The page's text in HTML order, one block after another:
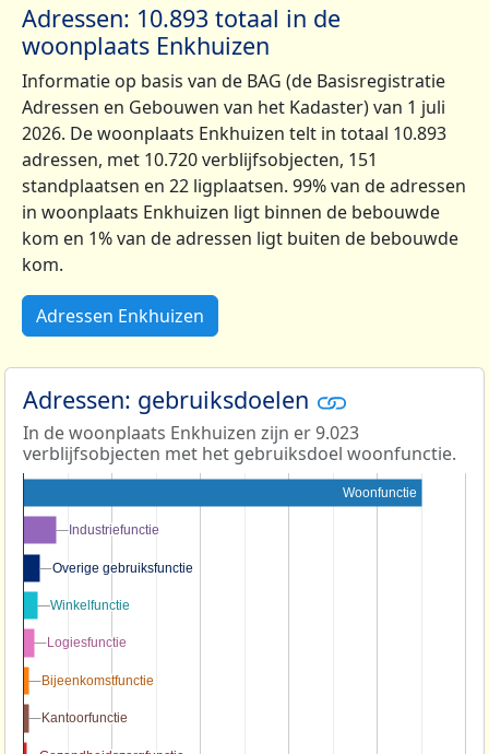
Adressen: 10.893 totaal in de
woonplaats Enkhuizen
Informatie op basis van de BAG (de Basisregistratie
Adressen en Gebouwen van het Kadaster) van 1 juli
2026. De woonplaats Enkhuizen telt in totaal 10.893
adressen, met 10.720 verblijfsobjecten, 151
standplaatsen en 22 ligplaatsen. 99% van de adressen
in woonplaats Enkhuizen ligt binnen de bebouwde
kom en 1% van de adressen ligt buiten de bebouwde
kom.
Adressen Enkhuizen
Adressen: gebruiksdoelen
In de woonplaats Enkhuizen zijn er 9.023
verblijfsobjecten met het gebruiksdoel woonfunctie.
Woonfunctie
Industriefunctie
Industriefunctie
Overige gebruiksfunctie
Overige gebruiksfunctie
Winkelfunctie
Winkelfunctie
Logiesfunctie
Logiesfunctie
Bijeenkomstfunctie
Bijeenkomstfunctie
Kantoorfunctie
Kantoorfunctie